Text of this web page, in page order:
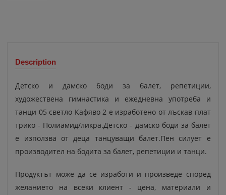
Description
Детско и дамско боди за балет, репетиции,
художествена гимнастика и ежедневна употреба и
танци 05 светло Кафяво 2 е изработено от лъскав плат
трико - Полиамид/ликра.Детско - дамско боди за балет
е използва от деца танцуващи балет.Пен силует е
производител на бодита за балет, репетиции и танци.
Продуктът може да се изработи и произведе според
желанието на всеки клиент - цена, материали и